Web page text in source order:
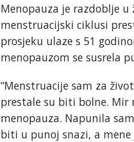
Menopauza je razdoblje
menstruacijski ciklusi
prosjeku ulaze s 51
menopauzom se susrela
“Menstruacije sam za
prestale su biti bolne. Mir
menopauza. Napunila
biti u punoj snazi, a